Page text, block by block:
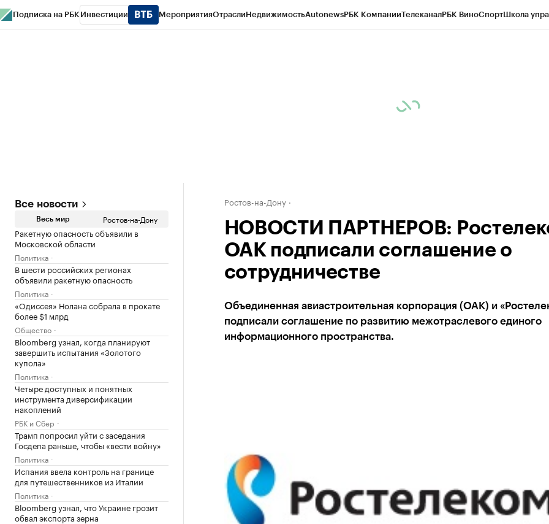
Подписка на РБК Инвестиции МероприятияОтраслиНедвижимостьAutonewsРБК КомпанииТелеканалРБК ВиноСпортШкола
Все новости
Весь мир Ростов-на-Дону
Ракетную опасность объявили в
Московской области
Политика
В шести российских регионах
объявили ракетную опасность
Политика
«Одиссея» Нолана собрала в прокате
более $1 млрд
Общество
Bloomberg узнал, когда планируют
завершить испытания «Золотого
купола»
Политика
Четыре доступных и понятных
инструмента диверсификации
накоплений
РБК и Сбер
Трамп попросил уйти с заседания
Госдепа раньше, чтобы «вести войну»
Политика
Испания ввела контроль на границе
для путешественников из Италии
Политика
Bloomberg узнал, что Украине грозит
обвал экспорта зерна
Ростов-на-Дону
НОВОСТИ ПАРТНЕРОВ:
ОАК подписали соглашение о
сотрудничестве
Объединенная авиастроительная корпорация (ОАК) и
подписали соглашение по развитию межотраслевого единого
информационного пространства.